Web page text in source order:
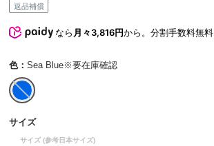
返品補償
なら月々3,816円から。分割手数料無料
色： Sea Blue※要在庫確認
サイズ
サイズ (参考日本サイズ)